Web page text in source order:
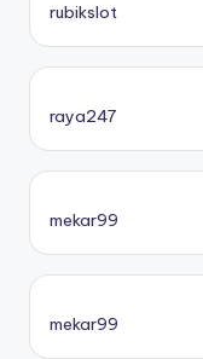
rubikslot
raya247
mekar99
mekar99